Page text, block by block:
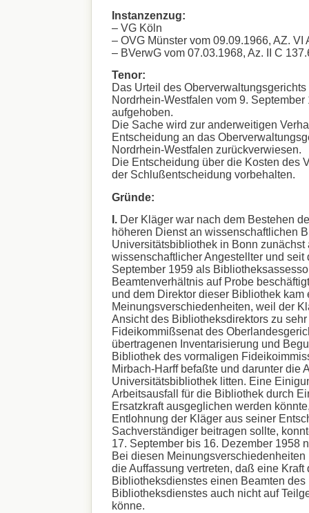
Instanzenzug:
– VG Köln
– OVG Münster vom 09.09.1966, AZ. VI
– BVerwG vom 07.03.1968, Az. II C
Tenor:
Das Urteil des Oberverwaltungsgerichts
Nordrhein-Westfalen vom 9. September
aufgehoben.
Die Sache wird zur anderweitigen
Entscheidung an das
Nordrhein-Westfalen zurückverwiesen.
Die Entscheidung über die Kosten des
der Schlußentscheidung vorbehalten.
Gründe:
I.Der Kläger war nach dem Bestehen
höheren Dienst an wissenschaftlichen
Universitätsbibliothek in Bonn zunächst
wissenschaftlicher Angestellter und seit
September 1959 als
Beamtenverhältnis auf Probe
und dem Direktor dieser Bibliothek kam
Meinungsverschiedenheiten, weil der
Ansicht des Bibliotheksdirektors zu
Fideikommißsenat des
übertragenen Inventarisierung und
Bibliothek des vormaligen
Mirbach-Harff befaßte und darunter die
Universitätsbibliothek litten. Eine
Arbeitsausfall für die Bibliothek durch
Ersatzkraft ausgeglichen werden
Entlohnung der Kläger aus seiner
Sachverständiger beitragen sollte,
17. September bis 16. Dezember 1958
Bei diesen Meinungsverschiedenheiten
die Auffassung vertreten, daß eine Kraft
Bibliotheksdienstes einen Beamten des
Bibliotheksdienstes auch nicht auf
könne.